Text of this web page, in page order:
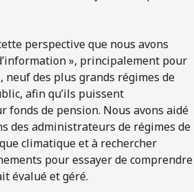
perspective que nous avons
», principalement pour
des plus grands régimes de
afin qu’ils puissent
fonds de pension. Nous avons aidé
des administrateurs de régimes de
climatique et à rechercher
pour essayer de comprendre
évalué et géré.